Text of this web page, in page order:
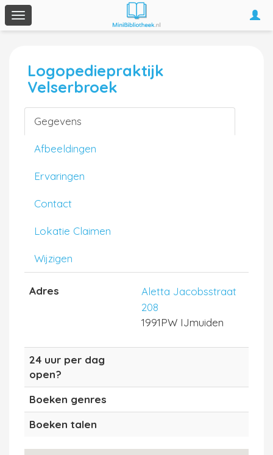
Toggle
navigation
Logopediepraktijk
Velserbroek
Gegevens
Afbeeldingen
Ervaringen
Contact
Lokatie Claimen
Wijzigen
Adres
Aletta Jacobsstraat
208
1991PW IJmuiden
24 uur per dag
open?
Boeken genres
Boeken talen